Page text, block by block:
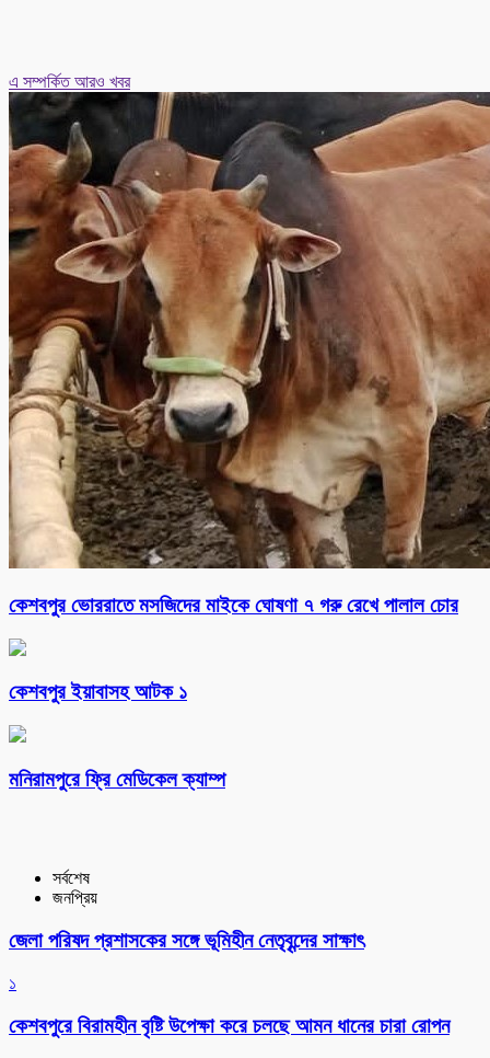
এ সম্পর্কিত আরও খবর
কেশবপুর ভোররাতে মসজিদের মাইকে ঘোষণা ৭ গরু রেখে পালাল চোর
কেশবপুর ইয়াবাসহ আটক ১
মনিরামপুরে ফ্রি মেডিকেল ক্যাম্প
সর্বশেষ
জনপ্রিয়
জেলা পরিষদ প্রশাসকের সঙ্গে ভূমিহীন নেতৃবৃন্দের সাক্ষাৎ
১
কেশবপুরে বিরামহীন বৃষ্টি উপেক্ষা করে চলছে আমন ধানের চারা রোপন